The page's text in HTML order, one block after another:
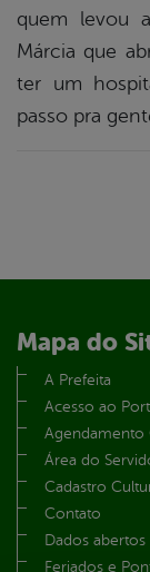
quem levou
Márcia que
ter um
passo pra
Mapa do
A Prefeita
Acesso ao
Agendamento
Área do
Cadastro
Contato
Dados abertos
Feriados e